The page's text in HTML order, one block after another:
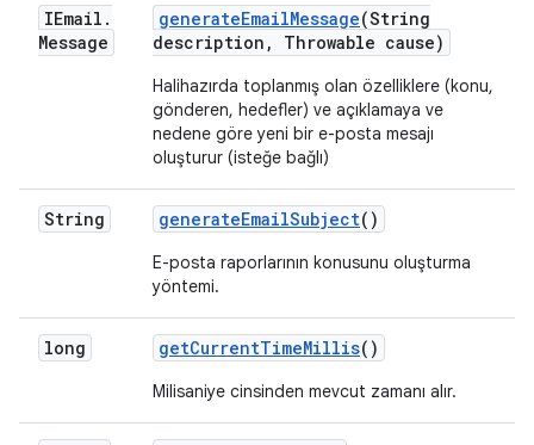
IEmail .
Message
generateEmailMessage(String
description , Throwable cause)
Halihazırda toplanmış olan özelliklere (konu,
gönderen, hedefler) ve açıklamaya ve
nedene göre yeni bir e-posta mesajı
oluşturur (isteğe bağlı)
String generateEmailSubject()
E-posta raporlarının konusunu oluşturma
yöntemi.
long getCurrentTimeMillis()
Milisaniye cinsinden mevcut zamanı alır.